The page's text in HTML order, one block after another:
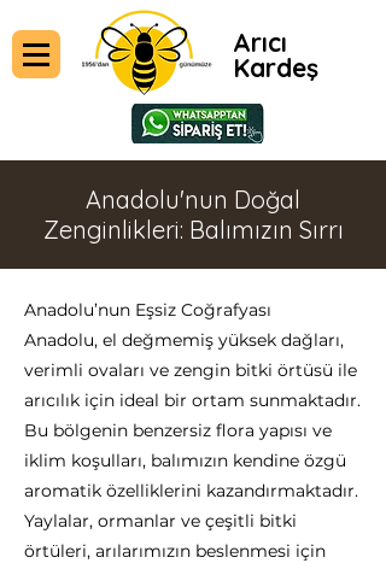
Arıcı
Kardeş
Anadolu'nun Doğal
Zenginlikleri: Balımızın Sırrı
Anadolu’nun Eşsiz Coğrafyası
Anadolu, el değmemiş yüksek dağları,
verimli ovaları ve zengin bitki örtüsü ile
arıcılık için ideal bir ortam sunmaktadır.
Bu bölgenin benzersiz flora yapısı ve
iklim koşulları, balımızın kendine özgü
aromatik özelliklerini kazandırmaktadır.
Yaylalar, ormanlar ve çeşitli bitki
örtüleri, arılarımızın beslenmesi için